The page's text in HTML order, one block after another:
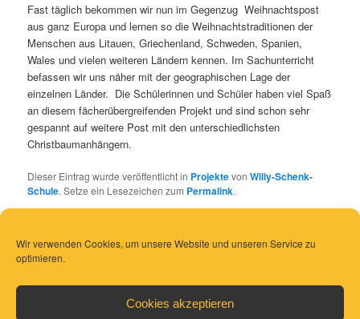
Wir verwenden Cookies, um unsere Website und unseren Service zu
optimieren.
Cookies akzeptieren
Fast täglich bekommen wir nun im Gegenzug Weihnachtspost
aus ganz Europa und lernen so die Weihnachtstraditionen der
Menschen aus Litauen, Griechenland, Schweden, Spanien,
Wales und vielen weiteren Ländern kennen. Im Sachunterricht
befassen wir uns näher mit der geographischen Lage der
einzelnen Länder. Die Schülerinnen und Schüler haben viel Spaß
an diesem fächerübergreifenden Projekt und sind schon sehr
gespannt auf weitere Post mit den unterschiedlichsten
Christbaumanhängern.
Dieser Eintrag wurde veröffentlicht in ProjektevonWilly-Schenk-
Schule. Setze ein Lesezeichen zum Permalink.